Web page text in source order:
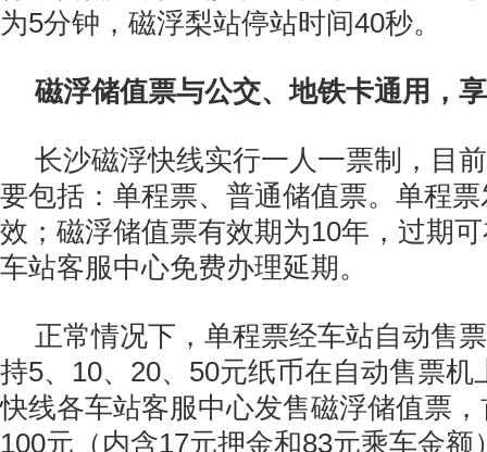
为5分钟，磁浮梨站停站时间40秒。
磁浮储值票与公交、地铁卡通用，
长沙磁浮快线实行一人一票制，目
要包括：单程票、普通储值票。单程
效；磁浮储值票有效期为10年，过期
车站客服中心免费办理延期。
正常情况下，单程票经车站自动售
持5、10、20、50元纸币在自动售票机
快线各车站客服中心发售磁浮储值票
100元（内含17元押金和83元乘车金额